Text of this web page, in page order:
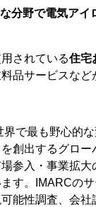
分野で電気アイ
されている住宅
品サービスなど
界で最も野心的
を創出するグロ
参入・事業拡大
す。IMARCの
能性調査、会社